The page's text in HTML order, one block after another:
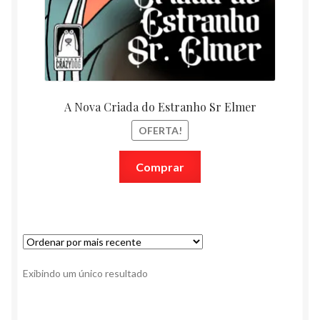
A Nova Criada do Estranho Sr Elmer
OFERTA!
Comprar
Exibindo um único resultado